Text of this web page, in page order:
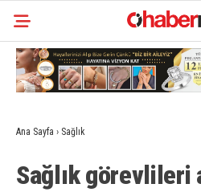
Ana Sayfa › Sağlık
Sağlık görevlileri